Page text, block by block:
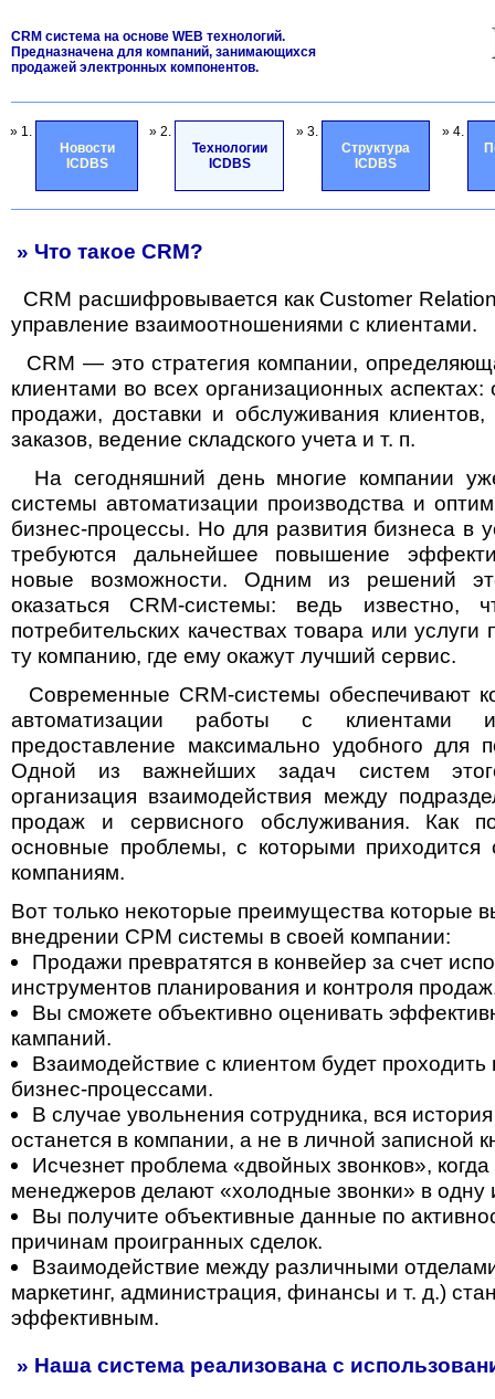
CRM система на основе WEB технологий.
Предназначена для компаний, занимающихся
продажей электронных компонентов.
» 1.
Новости
ICDBS
» 2.
Технологии
ICDBS
» 3.
Структура
ICDBS
» 4.
» Что такое CRM?
СRM расшифровывается как Customer
управление взаимоотношениями с клиентами.
CRM — это стратегия компании,
клиентами во всех организационных аспектах:
продажи, доставки и обслуживания клиентов,
заказов, ведение складского учета и т. п.
На сегодняшний день многие компании
системы автоматизации производства и
бизнес-процессы. Но для развития бизнеса в
требуются дальнейшее повышение
новые возможности. Одним из решений
оказаться CRM-системы: ведь известно,
потребительских качествах товара или услуги
ту компанию, где ему окажут лучший сервис.
Современные CRM-системы обеспечивают
автоматизации работы с клиентами
предоставление максимально удобного для
Одной из важнейших задач систем
организация взаимодействия между
продаж и сервисного обслуживания. Как
основные проблемы, с которыми приходится
компаниям.
Вот только некоторые преимущества которые
внедрении СРМ системы в своей компании:
Продажи превратятся в конвейер за счет
инструментов планирования и контроля
Вы сможете объективно оценивать
кампаний.
Взаимодействие с клиентом будет проходить
бизнес-процессами.
В случае увольнения сотрудника, вся
останется в компании, а не в личной записной
Исчезнет проблема «двойных звонков», когда
менеджеров делают «холодные звонки» в одну
Вы получите объективные данные по
причинам проигранных сделок.
Взаимодействие между различными
маркетинг, администрация, финансы и т. д.)
эффективным.
» Наша система реализована с